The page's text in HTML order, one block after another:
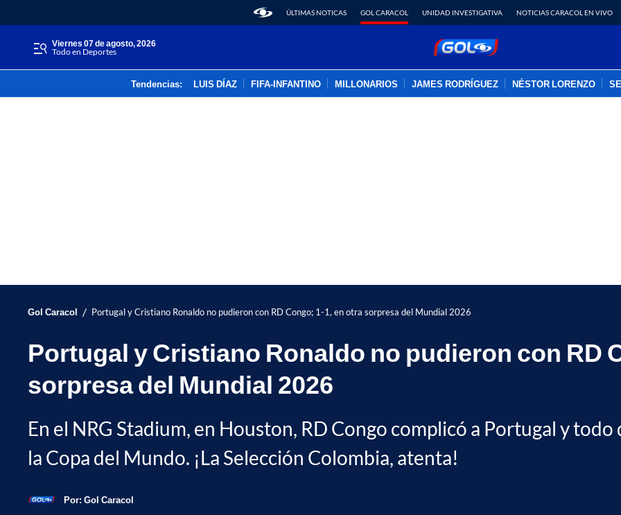
ÚLTIMAS NOTICAS GOL CARACOL UNIDAD INVESTIGATIVA NOTICIAS CARACOL EN VIVO
viernes 07 de agosto, 2026
Todo en Deportes
Tendencias: LUIS DÍAZ FIFA-INFANTINO MILLONARIOS JAMES RODRÍGUEZ NÉSTOR LORENZO
Gol Caracol / Portugal y Cristiano Ronaldo no pudieron con RD Congo; 1-1, en otra sorpresa del Mundial 2026
Portugal y Cristiano Ronaldo no pudieron con RD
sorpresa del Mundial 2026
En el NRG Stadium, en Houston, RD Congo complicó a Portugal y
la Copa del Mundo. ¡La Selección Colombia, atenta!
Por: Gol Caracol